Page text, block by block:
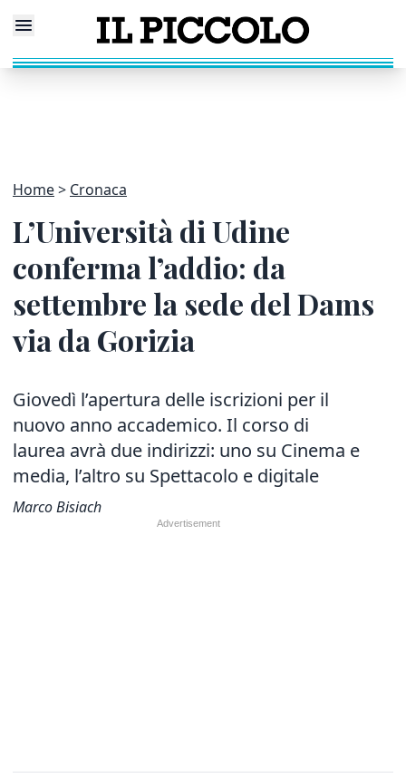
Home Cronaca
L’Università di Udine
conferma l’addio: da
settembre la sede del Dams
via da Gorizia
Giovedì l’apertura delle iscrizioni per il
nuovo anno accademico. Il corso di
laurea avrà due indirizzi: uno su Cinema e
media, l’altro su Spettacolo e digitale
Marco Bisiach